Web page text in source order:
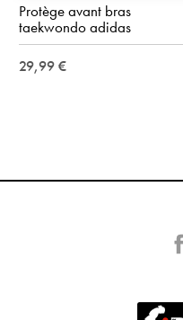
Protège avant bras
taekwondo adidas
29,99 €